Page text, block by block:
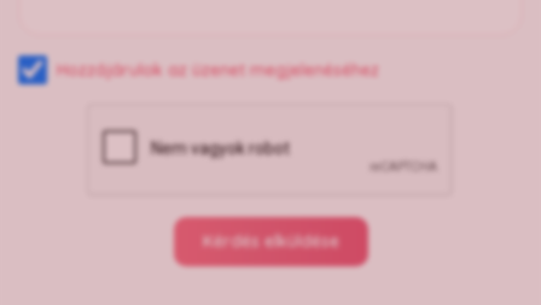
Hozzájárulok az üzenet megjelenéséhez
Kérdés elküldése